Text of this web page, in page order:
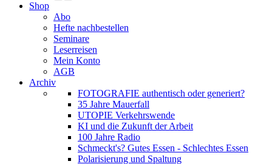
Shop
Abo
Hefte nachbestellen
Seminare
Leserreisen
Mein Konto
AGB
Archiv
FOTOGRAFIE authentisch oder generiert?
35 Jahre Mauerfall
UTOPIE Verkehrswende
KI und die Zukunft der Arbeit
100 Jahre Radio
Schmeckt's? Gutes Essen - Schlechtes Essen
Polarisierung und Spaltung